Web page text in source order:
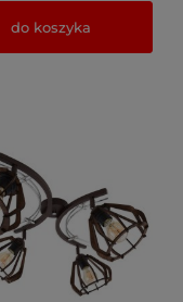
do koszyka